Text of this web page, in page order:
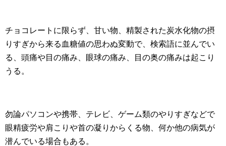
チョコレートに限らず、甘い物、精製された炭水化物の摂
りすぎから来る血糖値の思わぬ変動で、検索語に並んでい
る、頭痛や目の痛み、眼球の痛み、目の奥の痛みは起こり
うる。
勿論パソコンや携帯、テレビ、ゲーム類のやりすぎなどで
眼精疲労や肩こりや首の凝りからくる物、何か他の病気が
潜んでいる場合もある。